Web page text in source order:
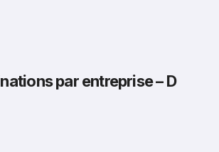
par entreprise – D